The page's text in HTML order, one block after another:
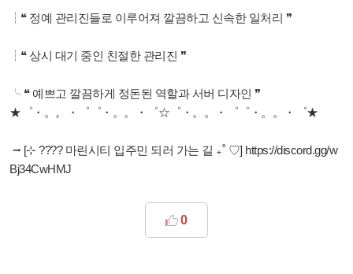
⁠┆❝ 정예 관리진들로 이루어져 깔끔하고 신속한 일처리 ❞
⁠┆❝ 상시 대기 중인 친절한 관리진 ❞
╰ ❝ 예쁘고 깔끔하게 정돈된 역할과 서버 디자인 ❞
★゜・。。・゜゜・。。・゜☆゜・。。・゜゜・。。・゜★
⭢ [⊹ ???? 마린시티 입주민 되러 가는 길 ₊˚ ♡] https://discord.gg/w
Bj34CwHMJ
0